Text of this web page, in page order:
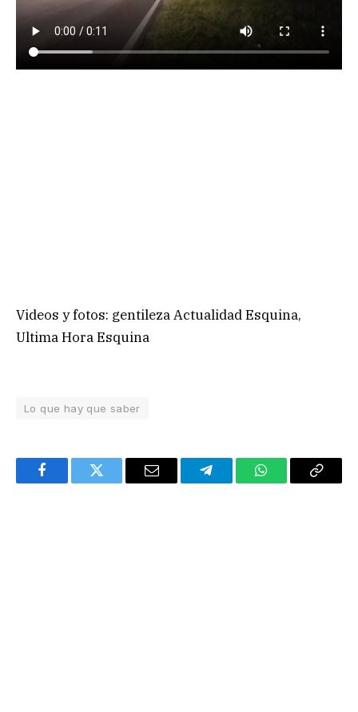
Videos y fotos: gentileza Actualidad Esquina,
Ultima Hora Esquina
Lo que hay que saber
FacebookTwitter Email TelegramWhatsAppCopy